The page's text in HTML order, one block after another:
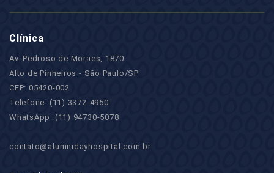
Clínica
Av. Pedroso de Moraes, 1870
Alto de Pinheiros - São Paulo/SP
CEP: 05420-002
Telefone: (11) 3372-4950
WhatsApp: (11) 94730-5078
contato@alumnidayhospital.com.br